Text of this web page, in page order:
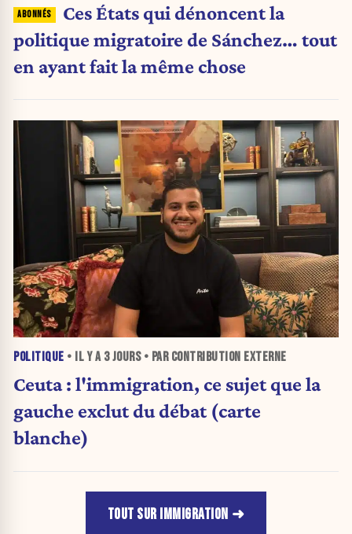
Ces États qui dénoncent la
politique migratoire de Sánchez… tout
en ayant fait la même chose
POLITIQUE • IL Y A 3 JOURS• PAR CONTRIBUTION EXTERNE
Ceuta : l'immigration, ce sujet que la
gauche exclut du débat (carte
blanche)
TOUT SUR IMMIGRATION